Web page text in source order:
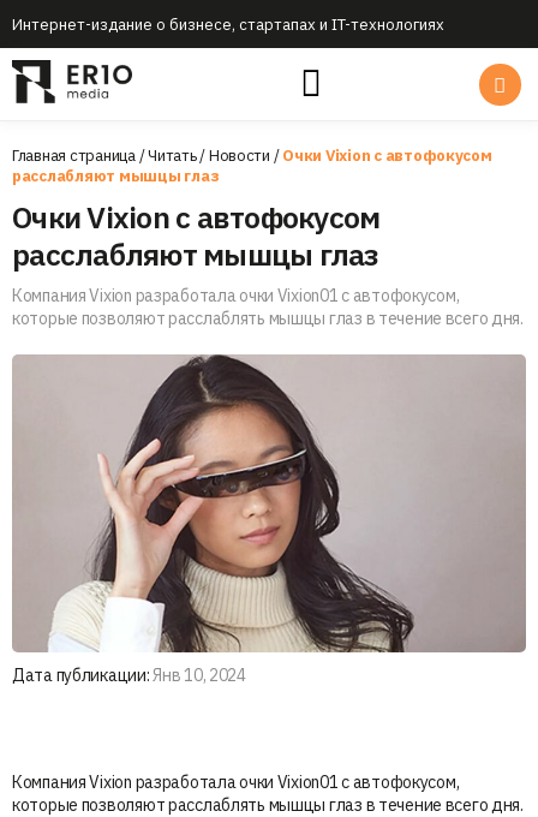
Интернет-издание о бизнесе, стартапах и IT-технологиях
Главная страница/Читать/Новости /Очки Vixion с автофокусом
расслабляют мышцы глаз
Очки Vixion с автофокусом
расслабляют мышцы глаз
Компания Vixion разработала очки Vixion01 с автофокусом,
которые позволяют расслаблять мышцы глаз в течение всего дня.
Дата публикации:Янв 10, 2024
Компания Vixion разработала очки Vixion01 с автофокусом,
которые позволяют расслаблять мышцы глаз в течение всего дня.